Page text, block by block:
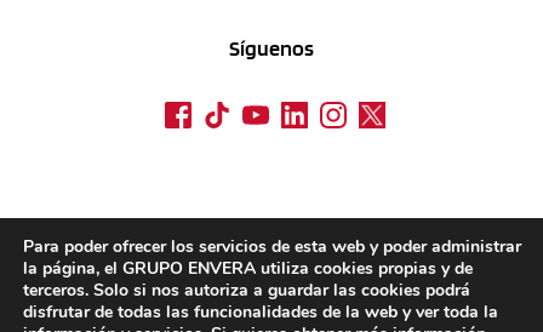
Síguenos
Para poder ofrecer los servicios de esta web y poder administrar
la página, el GRUPO ENVERA utiliza cookies propias y de
terceros. Solo si nos autoriza a guardar las cookies podrá
disfrutar de todas las funcionalidades de la web y ver toda la